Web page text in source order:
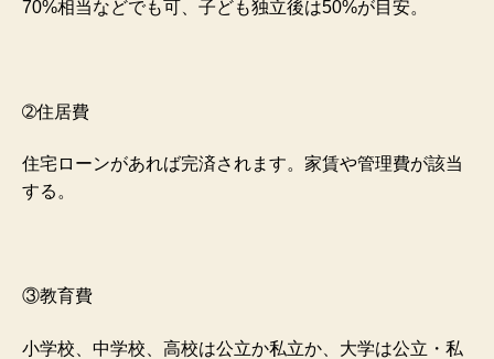
70%相当などでも可、子ども独立後は50%が目安。
➁住居費
住宅ローンがあれば完済されます。家賃や管理費が該当
する。
③教育費
小学校、中学校、高校は公立か私立か、大学は公立・私